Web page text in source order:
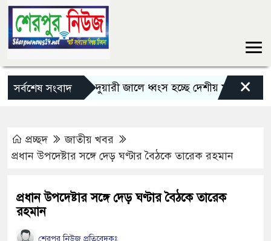
সর্বশেষ সংবাদ
চায়না দুয়ারী জালে ধ্বংস হচ্ছে দেশীয় মাছ ×
প্রচ্ছদ
জাতীয় খবর
প্রধান উপদেষ্টার সঙ্গে দেড় ঘণ্টার বৈঠকে তারেক রহমান
প্রধান উপদেষ্টার সঙ্গে দেড় ঘণ্টার বৈঠকে তারেক
রহমান
শেরপুর নিউজ প্রতিবেদকঃ